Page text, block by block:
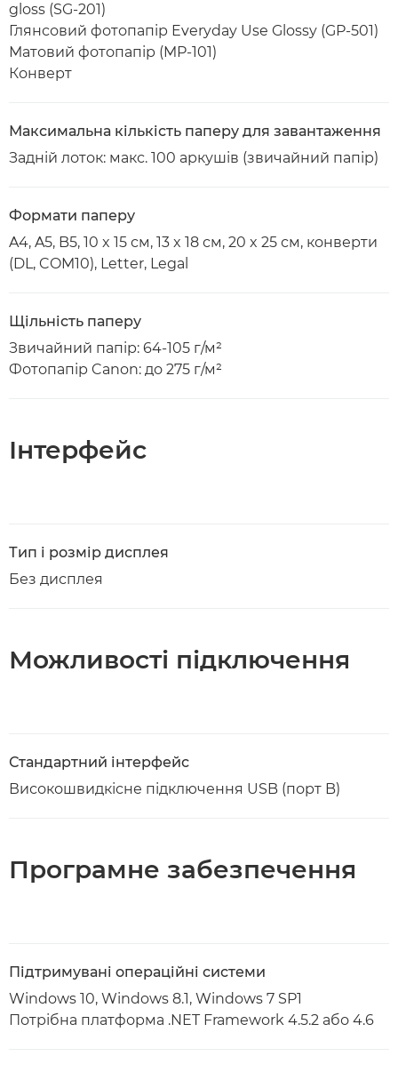
gloss (SG-201)
Глянсовий фотопапір Everyday Use Glossy (GP-501)
Матовий фотопапір (MP-101)
Конверт
Максимальна кількість паперу для завантаження
Задній лоток: макс. 100 аркушів (звичайний папір)
Формати паперу
A4, A5, B5, 10 x 15 см, 13 x 18 см, 20 x 25 см, конверти
(DL, COM10), Letter, Legal
Щільність паперу
Звичайний папір: 64-105 г/м²
Фотопапір Canon: до 275 г/м²
Інтерфейс
Тип і розмір дисплея
Без дисплея
Можливості підключення
Стандартний інтерфейс
Високошвидкісне підключення USB (порт B)
Програмне забезпечення
Підтримувані операційні системи
Windows 10, Windows 8.1, Windows 7 SP1
Потрібна платформа .NET Framework 4.5.2 або 4.6